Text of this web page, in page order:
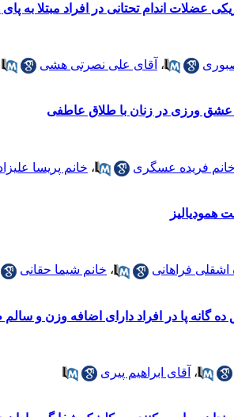
عضلات اندام تحتانی در افراد مبتلا به
، آقای علی نصرتی هشی
ورزی در زنان با طلاق عاطفی
خانم فریده عسگری ، خانم پریسا
همودیالیز
فراهانی ، خانم شیما حقانی
پا در افراد دارای اضافه وزن و
، آقای ابراهیم پیری